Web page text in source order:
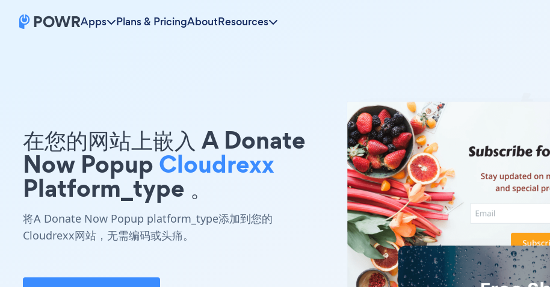
Apps Plans & PricingAboutResources
在您的网站上嵌入 A Donate
Now PopupCloudrexx
Platform_type 。
将A Donate Now Popup platform_type添加到您的
Cloudrexx网站，无需编码或头痛。